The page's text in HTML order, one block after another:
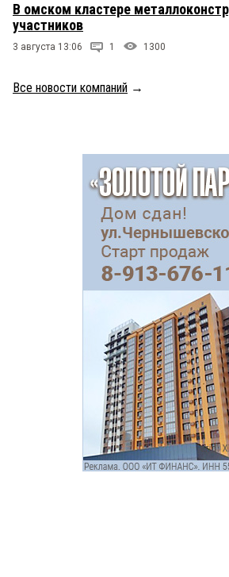
В омском кластере
участников
3 августа 13:06 1 1300
Все новости компаний →